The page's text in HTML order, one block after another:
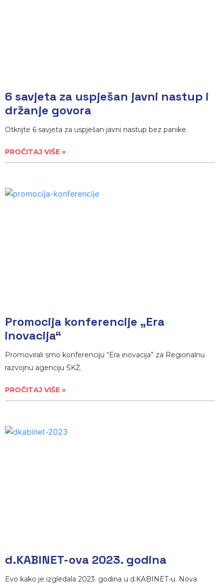
6 savjeta za uspješan javni nastup i
držanje govora
Otkrijte 6 savjeta za uspješan javni nastup bez panike.
PROČITAJ VIŠE »
Promocija konferencije „Era
inovacija“
Promovirali smo konferenciju “Era inovacija” za Regionalnu
razvojnu agenciju ŠKŽ.
PROČITAJ VIŠE »
d.KABINET-ova 2023. godina
Evo kako je izgledala 2023. godina u d.KABINET-u. Nova